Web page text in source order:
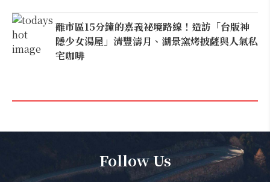
離市區15分鐘的嘉義祕境路線！造訪「台版神
隱少女湯屋」清豐濤月、湖景窯烤披薩與人氣私
宅咖啡
Follow Us